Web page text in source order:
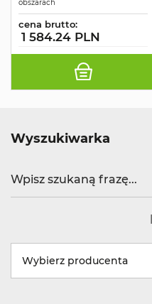
obszarach
cena brutto:
1 584.24 PLN
Wyszukiwarka
Wybierz producenta